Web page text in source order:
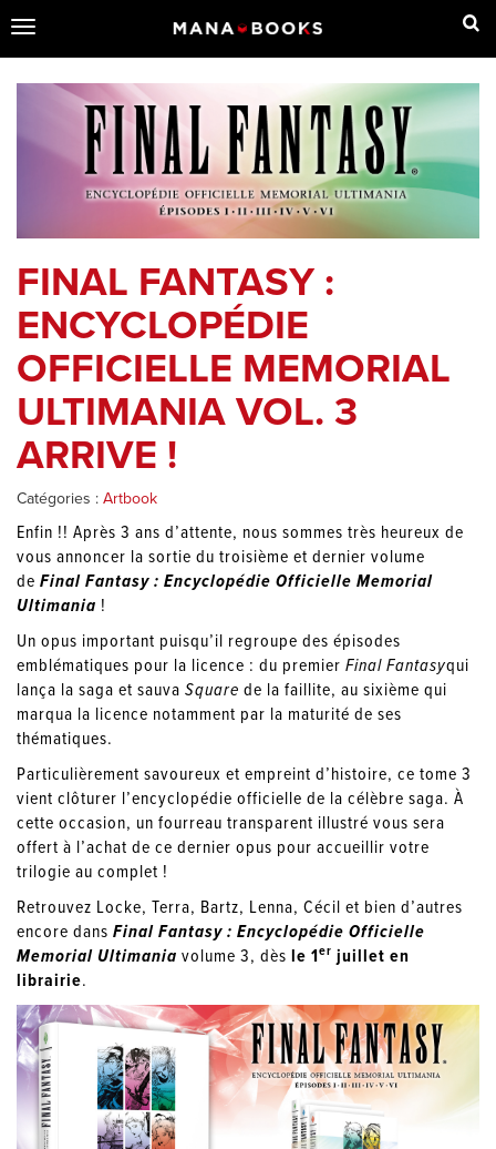
Toggle
navigation
FINAL FANTASY :
ENCYCLOPÉDIE
OFFICIELLE MEMORIAL
ULTIMANIA VOL. 3
ARRIVE !
Catégories : Artbook
Enfin !! Après 3 ans d’attente, nous sommes très heureux de
vous annoncer la sortie du troisième et dernier volume
de Final Fantasy : Encyclopédie Officielle Memorial
Ultimania !
Un opus important puisqu’il regroupe des épisodes
emblématiques pour la licence : du premier Final Fantasyqui
lança la saga et sauva Square de la faillite, au sixième qui
marqua la licence notamment par la maturité de ses
thématiques.
Particulièrement savoureux et empreint d’histoire, ce tome 3
vient clôturer l’encyclopédie officielle de la célèbre saga. À
cette occasion, un fourreau transparent illustré vous sera
offert à l’achat de ce dernier opus pour accueillir votre
trilogie au complet !
Retrouvez Locke, Terra, Bartz, Lenna, Cécil et bien d’autres
encore dans Final Fantasy : Encyclopédie Officielle
Memorial Ultimania volume 3, dès le 1er juillet en
librairie.